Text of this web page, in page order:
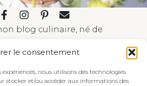
le consentement
nous utilisons des technologies
stocker et/ou accéder aux informations des
blog culinaire, né de
mes recettes.
plus sur moi